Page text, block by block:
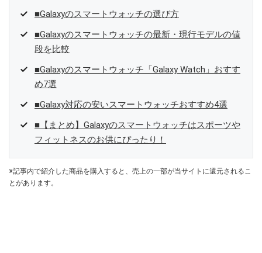
■Galaxyのスマートウォッチの選び方
■Galaxyのスマートウォッチの最新・現行モデルの値
段を比較
■Galaxyのスマートウォッチ「Galaxy Watch」おすす
め7選
■Galaxy対応の安いスマートウォッチおすすめ4選
■【まとめ】Galaxyのスマートウォッチはスポーツや
フィットネスのお供にぴったり！
※記事内で紹介した商品を購入すると、売上の一部が当サイトに還元されるこ
とがあります。